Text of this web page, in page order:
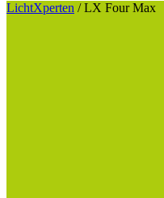
LichtXperten /LX Four Max